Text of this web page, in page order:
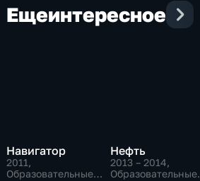
Ещеинтересное
Навигатор
2011,
Образовательные,
Нефть
2013 – 2014,
Образовательные,